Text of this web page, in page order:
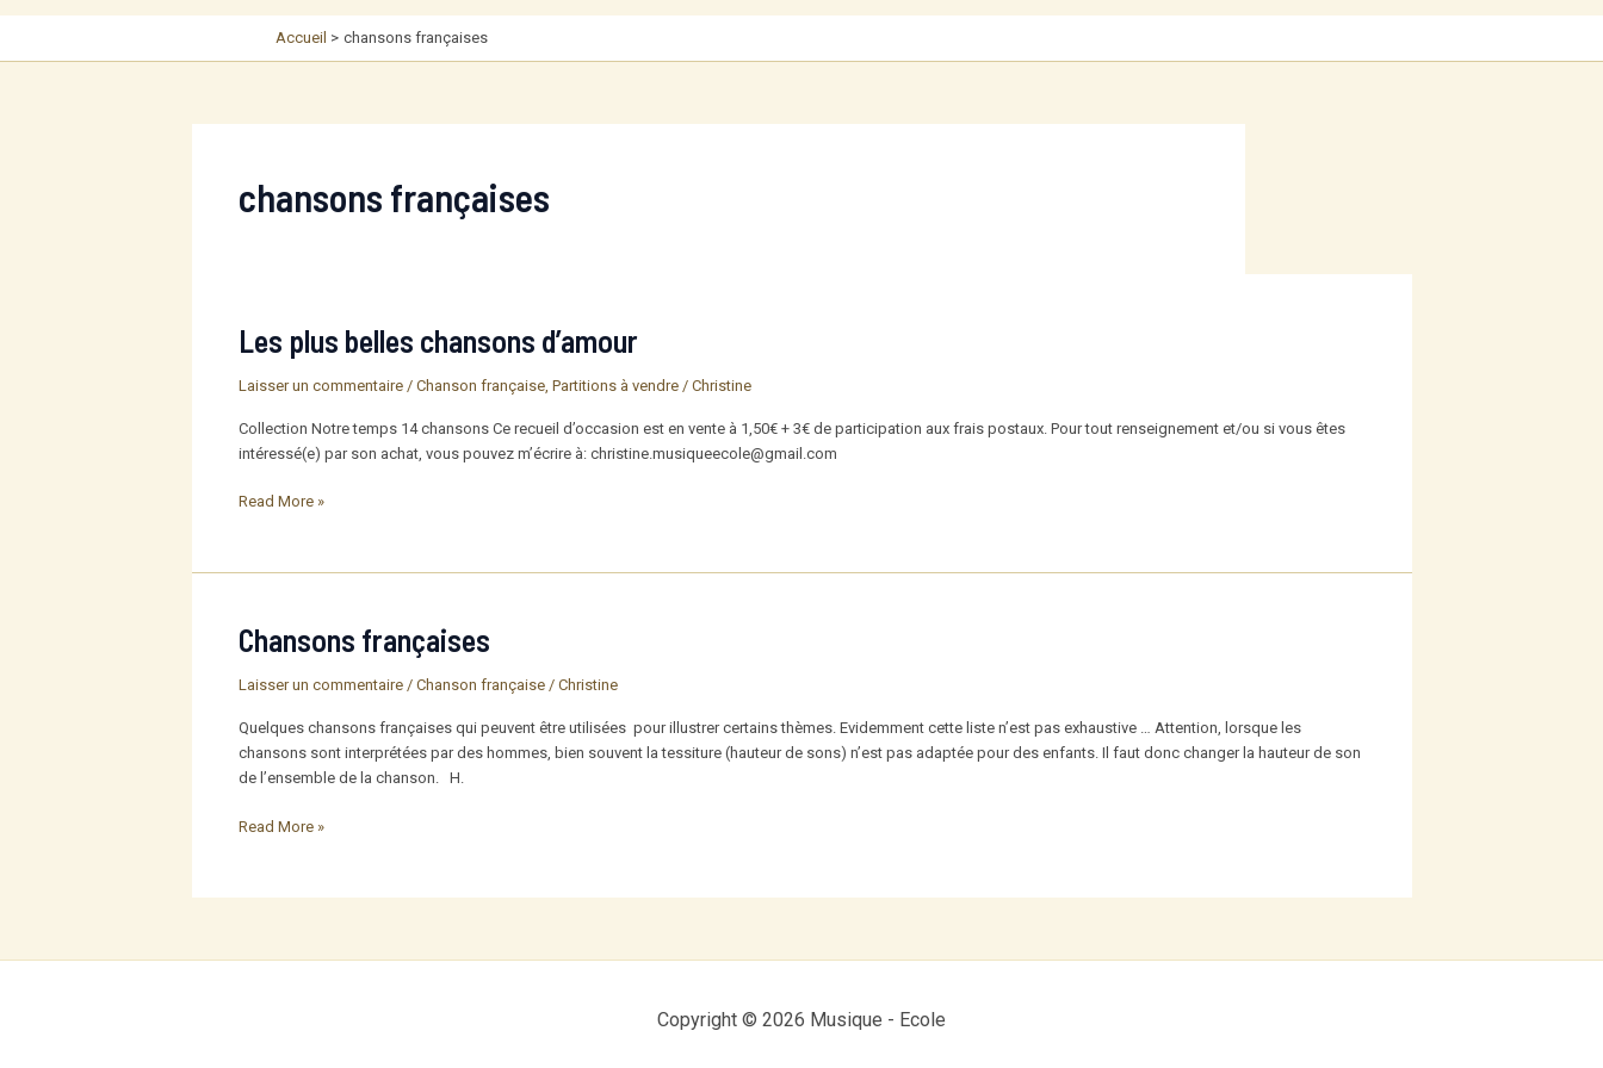
Accueil chansons françaises
chansons françaises
Les plus belles chansons d’amour
Laisser un commentaire / Chanson française, Partitions à vendre/ Christine
Collection Notre temps 14 chansons Ce recueil d’occasion est en vente à 1,50€ + 3€ de participation aux frais postaux. Pour tout renseignement et/ou si vous êtes
intéressé(e) par son achat, vous pouvez m’écrire à: christine.musiqueecole@gmail.com
Les
chansons
Read More »
Chansons françaises
Laisser un commentaire / Chanson française/ Christine
Quelques chansons françaises qui peuvent être utilisées pour illustrer certains thèmes. Evidemment cette liste n’est pas exhaustive … Attention, lorsque les
chansons sont interprétées par des hommes, bien souvent la tessiture (hauteur de sons) n’est pas adaptée pour des enfants. Il faut donc changer la hauteur de son
de l’ensemble de la chanson. H.
Chansons
Read More »
Copyright © 2026 Musique - Ecole